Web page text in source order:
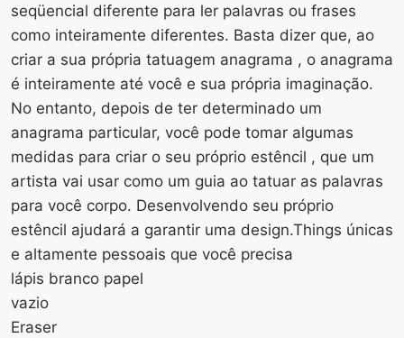
seqüencial diferente para ler palavras ou frases
como inteiramente diferentes. Basta dizer que, ao
criar a sua própria tatuagem anagrama , o anagrama
é inteiramente até você e sua própria imaginação.
No entanto, depois de ter determinado um
anagrama particular, você pode tomar algumas
medidas para criar o seu próprio estêncil , que um
artista vai usar como um guia ao tatuar as palavras
para você corpo. Desenvolvendo seu próprio
estêncil ajudará a garantir uma design.Things únicas
e altamente pessoais que você precisa
lápis branco papel
vazio
Eraser